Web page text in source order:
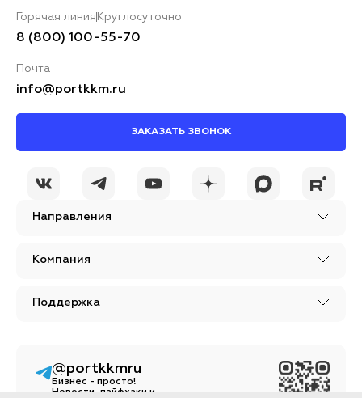
Направления
Компания
Поддержка
Горячая линия Круглосуточно
8 (800) 100-55-70
Почта
info@portkkm.ru
ЗАКАЗАТЬ ЗВОНОК
@portkkmru
Бизнес - просто!
Новости, лайфхаки и